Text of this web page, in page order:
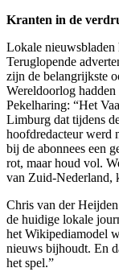
Kranten in de
Lokale nieuwsbladen
Teruglopende
zijn de belangrijkste
Wereldoorlog
Pekelharing: “Het
Limburg dat tijdens
hoofdredacteur werd
bij de abonnees een
rot, maar houd vol.
van Zuid-Nederland,
Chris van der
de huidige lokale
het Wikipediamodel
nieuws bijhoudt. En
het spel.”